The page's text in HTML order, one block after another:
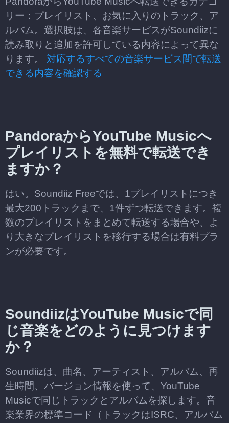
リー：プレイリスト、お気に入りのトラック、ア
ルバム。選択肢は、各音楽サービスがSoundiizに
読み取りと追加を許可している内容によって異な
ります。 対応するすべての音楽サービス間で転送
できる内容を確認する
PandoraからYouTube Musicへ
プレイリストを無料で転送でき
ますか？
はい。Soundiiz Freeでは、1プレイリストにつき
最大200トラックまで、1件ずつ転送できます。複
数のプレイリストをまとめて転送する場合や、よ
り大きなプレイリストを移行する場合は有料プラ
ンが必要です。
SoundiizはYouTube Musicで同
じ音楽をどのように見つけます
か？
Soundiizは、曲名、アーティスト、アルバム、再
生時間、バージョン情報を使って、YouTube
Musicで同じトラックとアルバムを探します。音
楽業界の標準コード（トラックはISRC、アルバム